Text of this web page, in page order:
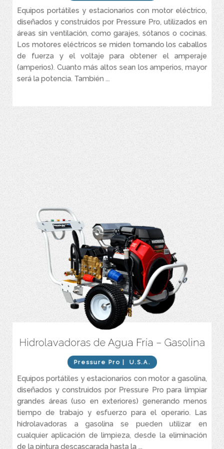
Equipos portátiles y estacionarios con motor eléctrico,
diseñados y construidos por Pressure Pro, utilizados en
áreas sin ventilación, como garajes, sótanos o cocinas.
Los motores eléctricos se miden tomando los caballos
de fuerza y el voltaje para obtener el amperaje
(amperios). Cuanto más altos sean los amperios, mayor
será la potencia. También ...
Hidrolavadoras de Agua Fría – Gasolina
Pressure Pro| U.S.A.
Equipos portátiles y estacionarios con motor a gasolina,
diseñados y construidos por Pressure Pro para limpiar
grandes áreas (uso en exteriores) generando menos
tiempo de trabajo y esfuerzo para el operario. Las
hidrolavadoras a gasolina se pueden utilizar en
cualquier aplicación de limpieza, desde la eliminación
de la pintura descascarada hasta la ...
Motor a gasolina.
Caudales entres 2.5 y 12 GPM.
Presiones entre 2.500 y 7.000 PSI.